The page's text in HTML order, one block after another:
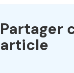
Partager
article